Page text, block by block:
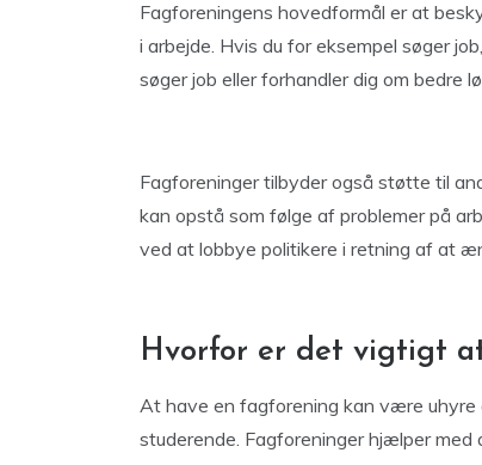
Fagforeningens hovedformål er at
i arbejde. Hvis du for eksempel søger
søger job eller forhandler dig om bedre
Fagforeninger tilbyder også støtte til
kan opstå som følge af problemer på
ved at lobbye politikere i retning af at
Hvorfor er det vigtigt
At have en fagforening kan være uhyre
studerende. Fagforeninger hjælper med